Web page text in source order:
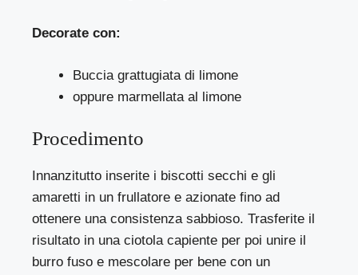
Decorate con:
Buccia grattugiata di limone
oppure marmellata al limone
Procedimento
Innanzitutto inserite i biscotti secchi e gli
amaretti in un frullatore e azionate fino ad
ottenere una consistenza sabbioso. Trasferite il
risultato in una ciotola capiente per poi unire il
burro fuso e mescolare per bene con un